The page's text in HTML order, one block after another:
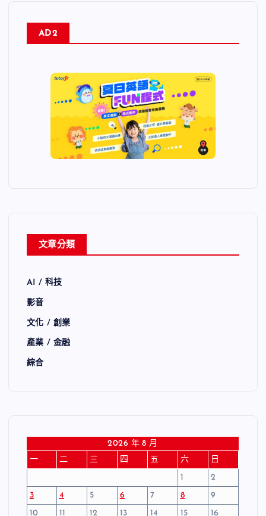
AD2
文章分類
AI / 科技
影音
文化 / 創業
產業 / 金融
綜合
2026 年 8 月
一
二 三 四 五 六
日
1
2
3
4 5 6 7 8
9
10
11 12 13 14 15
16